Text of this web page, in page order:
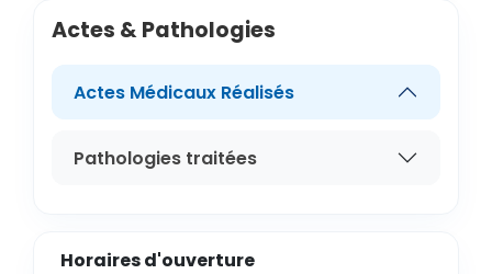
Actes & Pathologies
Actes Médicaux Réalisés
Pathologies traitées
Horaires d'ouverture